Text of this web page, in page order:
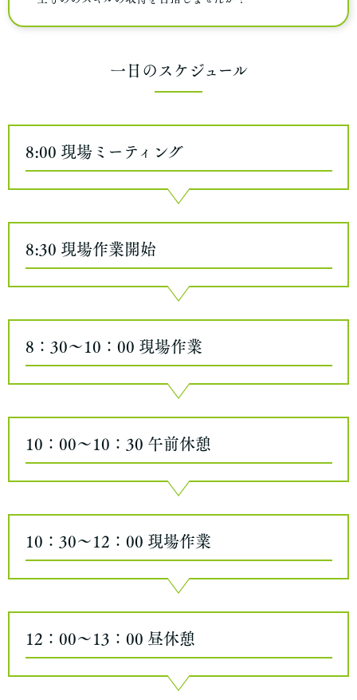
一日のスケジュール
8:00 現場ミーティング
8:30 現場作業開始
8：30～10：00 現場作業
10：00～10：30 午前休憩
10：30～12：00 現場作業
12：00～13：00 昼休憩